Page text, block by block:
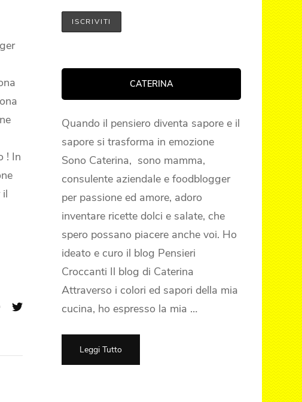
! In
il
CATERINA
Quando il pensiero diventa sapore e il
sapore si trasforma in emozione
Sono Caterina, sono mamma,
consulente aziendale e foodblogger
per passione ed amore, adoro
inventare ricette dolci e salate, che
spero possano piacere anche voi. Ho
ideato e curo il blog Pensieri
Croccanti Il blog di Caterina
Attraverso i colori ed sapori della mia
cucina, ho espresso la mia …
Leggi Tutto